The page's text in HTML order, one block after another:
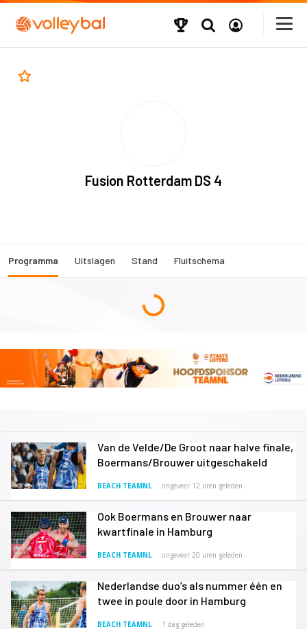
Fusion Rotterdam DS 4
Programma Uitslagen Stand Fluitschema
Van de Velde/De Groot naar halve finale,
Boermans/Brouwer uitgeschakeld
BEACH TEAMNL ongeveer 12 uren geleden
Ook Boermans en Brouwer naar
kwartfinale in Hamburg
BEACH TEAMNL ongeveer 20 uren geleden
Nederlandse duo’s als nummer één en
twee in poule door in Hamburg
BEACH TEAMNL 1 dag geleden